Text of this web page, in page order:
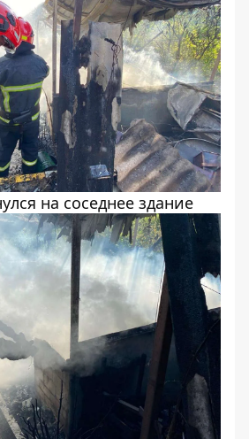
на соседнее здание